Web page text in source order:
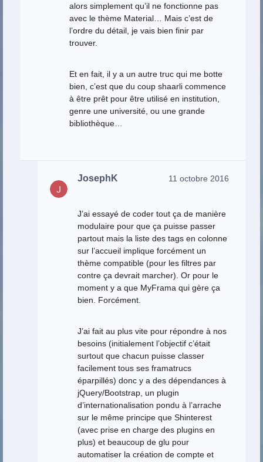
alors simplement qu’il ne fonctionne pas
avec le thème Material… Mais c’est de
l’ordre du détail, je vais bien finir par
trouver.
Et en fait, il y a un autre truc qui me botte
bien, c’est que du coup shaarli commence
à être prêt pour être utilisé en institution,
genre une université, ou une grande
bibliothèque…
JosephK 11 octobre 2016
J’ai essayé de coder tout ça de manière
modulaire pour que ça puisse passer
partout mais la liste des tags en colonne
sur l’accueil implique forcément un
thème compatible (pour les filtres par
contre ça devrait marcher). Or pour le
moment y a que MyFrama qui gère ça
bien. Forcément.
J’ai fait au plus vite pour répondre à nos
besoins (initialement l’objectif c’était
surtout que chacun puisse classer
facilement tous ses framatrucs
éparpillés) donc y a des dépendances à
jQuery/Bootstrap, un plugin
d’internationalisation pondu à l’arrache
sur le même principe que Shinterest
(avec prise en charge des plugins en
plus) et beaucoup de glu pour
automatiser la création de compte et